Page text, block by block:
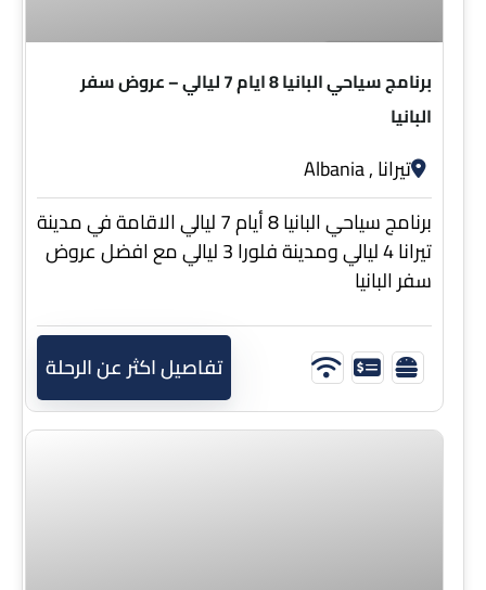
برنامج سياحي البانيا 8 ايام 7 ليالي – عروض سفر
البانيا
تيرانا , Albania
برنامج سياحي البانيا 8 أيام 7 ليالي الاقامة في مدينة
تيرانا 4 ليالي ومدينة فلورا 3 ليالي مع افضل عروض
سفر البانيا
تفاصيل اكثر عن الرحلة